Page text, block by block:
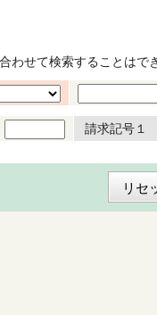
わせて検索することはで
請求記号１